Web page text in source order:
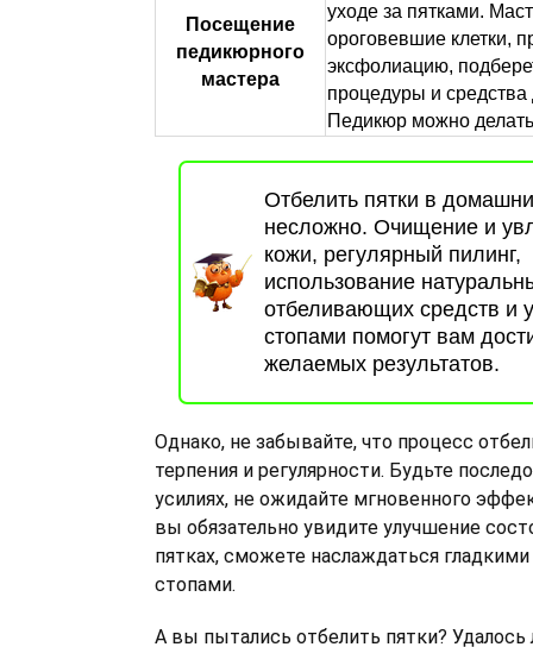
Посещение
педикюрного
мастера
уходе за пятками.
ороговевшие клетки,
эксфолиацию,
процедуры и
Педикюр можно
Отбелить пятки в
несложно. Очищение и
кожи, регулярный пилинг,
использование
отбеливающих средств и
стопами помогут вам
желаемых результатов.
Однако, не забывайте, что процесс
терпения и регулярности. Будьте
усилиях, не ожидайте мгновенного
вы обязательно увидите улучшение
пятках, сможете наслаждаться
стопами.
А вы пытались отбелить пятки? Удалось